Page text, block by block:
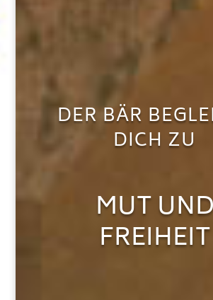
DER BÄR
DICH ZU
MUT UND
FREIHEIT